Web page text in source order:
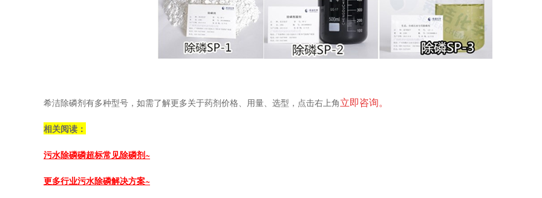
希洁除磷剂有多种型号，如需了解更多关于药剂价格、用量、选型，点击右上角立即咨询。
相关阅读：
污水除磷磷超标常见除磷剂~
更多行业污水除磷解决方案~